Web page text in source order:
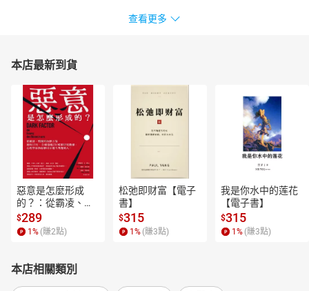
查看更多
本店最新到貨
惡意是怎麼形成
的？：從霸凌、劈
腿到仇恨言論，歷
時15年、全球超過
250萬筆研究數
揪出身邊有問題的
人！【電子書】
$289
1 % (賺2點)
松弛即财富【電子
書】
$315
1 % (賺3點)
我是你水中的莲花
【電子書】
$315
1 % (賺3點)
本店相關類別